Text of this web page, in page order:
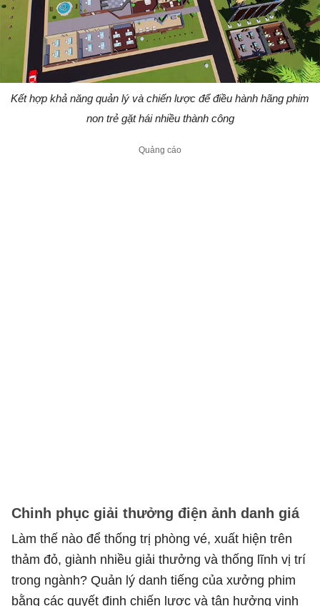
Kết hợp khả năng quản lý và chiến lược để điều hành hãng phim
non trẻ gặt hái nhiều thành công
Chinh phục giải thưởng điện ảnh danh giá
Làm thế nào để thống trị phòng vé, xuất hiện trên
thảm đỏ, giành nhiều giải thưởng và thống lĩnh vị trí
trong ngành? Quản lý danh tiếng của xưởng phim
bằng các quyết định chiến lược và tận hưởng vinh